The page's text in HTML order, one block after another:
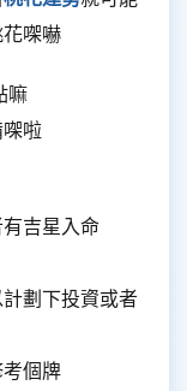
㗎嚇
嘛
啦
吉星入命
劃下投資或者
個牌